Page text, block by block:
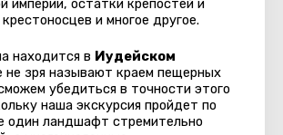
империи, остатки крепостей и
и многое другое.
находится в Иудейском
не зря называют краем пещерных
убедиться в точности этого
наша экскурсия пройдет по
один ландшафт стремительно